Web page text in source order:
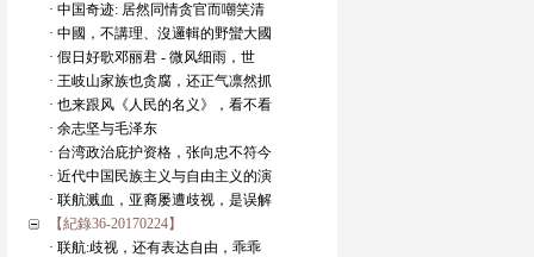
· 中国奇迹: 居然同情贪官而嘲笑清
· 中國，不講理、沒邏輯的野蠻大國
· 假日好歌邓丽君 - 微风细雨，世
· 王岐山家族也贪腐，还正气凛然抓
· 也来跟风《人民的名义》，看不看
· 余志坚与毛泽东
· 台湾政治庇护资格，张向忠不符今
· 近代中国民族主义与自由主义的演
· 联航溅血，亚裔屡遭歧视，是误解
【紀錄36-20170224】
· 联航:歧视，还有表达自由，乖乖